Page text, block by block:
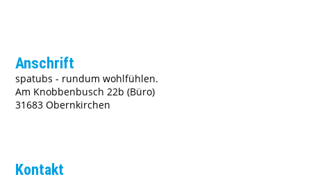
Anschrift
spatubs - rundum wohlfühlen.
Am Knobbenbusch 22b (Büro)
31683 Obernkirchen
Kontakt